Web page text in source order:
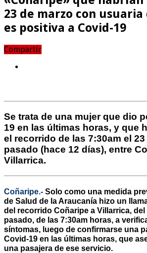
23 de marzo con
es positiva a Covid-19
Compartir
Se trata de una mujer que dio
19 en las últimas horas, y que
el recorrido de las 7:30am el
pasado (hace 12 días), entre
Villarrica.
Coñaripe.- Solo como una medida
de Salud de la Araucanía hizo un
del recorrido Coñaripe a Villarrica, del
pasado, de las 7:30am horas, a
síntomas, luego de confirmarse una
Covid-19 en las últimas horas, que
una pasajera de ese servicio.